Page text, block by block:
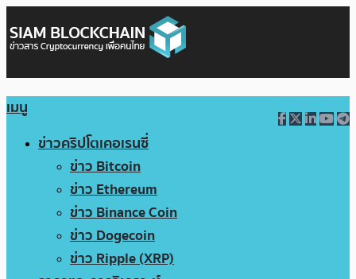
เมนู
ข่าวคริปโตเคอเรนซี่
ข่าว Bitcoin
ข่าว Ethereum
ข่าว Binance Coin
ข่าว Dogecoin
ข่าว Ripple (XRP)